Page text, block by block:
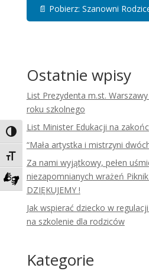
Toggle High Contrast
Toggle Font size
Zadzwoń do tłumacza języka
📄 Pobierz: Szanowni
Ostatnie wpisy
List Prezydenta m.st.
roku szkolnego
List Minister Edukacji na
“Mała artystka i mistrzyni
Za nami wyjątkowy, pełen
niezapomnianych wrażeń
DZIĘKUJEMY !
Jak wspierać dziecko w
na szkolenie dla rodziców
Kategorie